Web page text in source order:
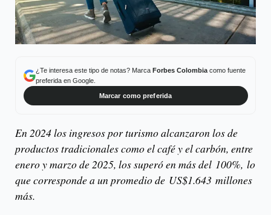
¿Te interesa este tipo de notas? Marca Forbes Colombiacomo fuente
preferida en Google.
Marcar como preferida
En 2024 los ingresos por turismo alcanzaron los de
productos tradicionales como el café y el carbón, entre
enero y marzo de 2025, los superó en más del 100%, lo
que corresponde a un promedio de US$1.643 millones
más.